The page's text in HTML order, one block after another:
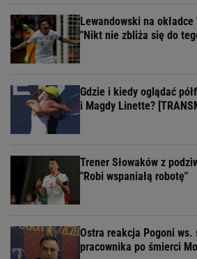
Lewandowski na
"Nikt nie zbliża się do
Gdzie i kiedy oglądać
i Magdy Linette?
Trener Słowaków z
"Robi wspaniałą robotę"
Ostra reakcja Pogoni ws.
pracownika po śmierci